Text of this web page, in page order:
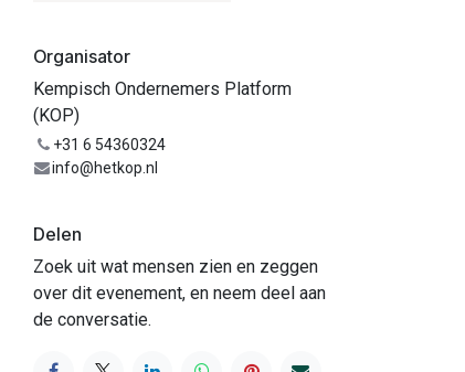
Organisator
Kempisch Ondernemers Platform
(KOP)
+31 6 54360324
info@hetkop.nl
Delen
Zoek uit wat mensen zien en zeggen
over dit evenement, en neem deel aan
de conversatie.